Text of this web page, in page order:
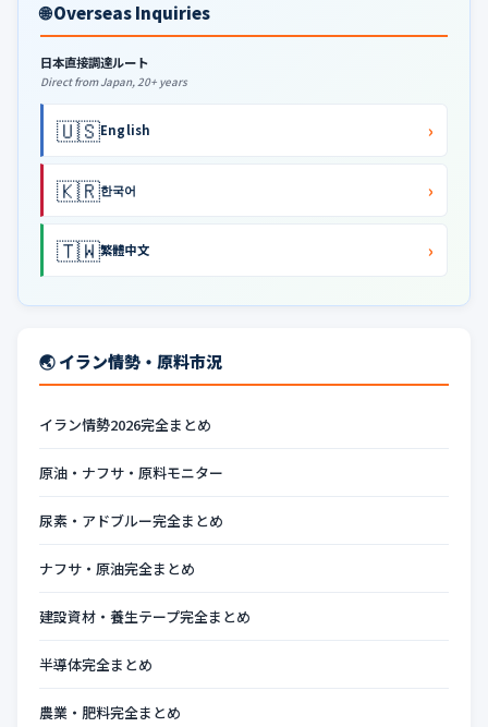
🌐 Overseas Inquiries
日本直接調達ルート
Direct from Japan, 20+ years
🇺🇸English ›
🇰🇷한국어 ›
🇹🇼繁體中文 ›
🌏 イラン情勢・原料市況
イラン情勢2026完全まとめ
原油・ナフサ・原料モニター
尿素・アドブルー完全まとめ
ナフサ・原油完全まとめ
建設資材・養生テープ完全まとめ
半導体完全まとめ
農業・肥料完全まとめ